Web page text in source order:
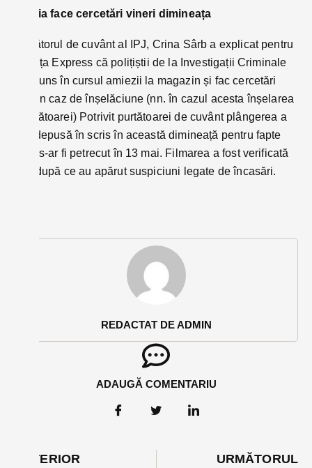
REDACTAT DE ADMIN
ADAUGĂ COMENTARIU
Poliția face cercetări vineri dimineața
Purtătorul de cuvânt al IPJ, Crina Sârb a explicat pentru
Bistrița Express că polițiștii de la Investigații Criminale
au ajuns în cursul amiezii la magazin și fac cercetări
într-un caz de înșelăciune (nn. în cazul acesta înșelarea
vânzătoarei) Potrivit purtătoarei de cuvânt plângerea a
fost depusă în scris în această dimineață pentru fapte
care s-ar fi petrecut în 13 mai. Filmarea a fost verificată
ieri, după ce au apărut suspiciuni legate de încasări.
ANTERIOR URMĂTORUL